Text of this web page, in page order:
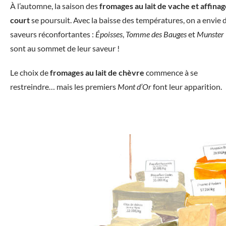
À l’automne, la saison desfromages au lait de vache et
courtse poursuit. Avec la baisse des températures, on a envie
saveurs réconfortantes : Époisses, Tomme des Baugeset Munster
sont au sommet de leur saveur !
Le choix defromages au lait de chèvre commence à se
restreindre… mais les premiers Mont d’Orfont leur apparition.